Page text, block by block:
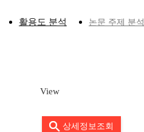
활용도 분석 논문 주제 분석
View
상세정보조회